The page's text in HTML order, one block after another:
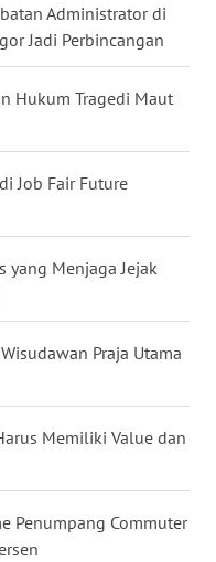
Administrator di
Jadi Perbincangan
Hukum Tragedi Maut
Job Fair Future
yang Menjaga Jejak
Praja Utama
Memiliki Value dan
Penumpang Commuter